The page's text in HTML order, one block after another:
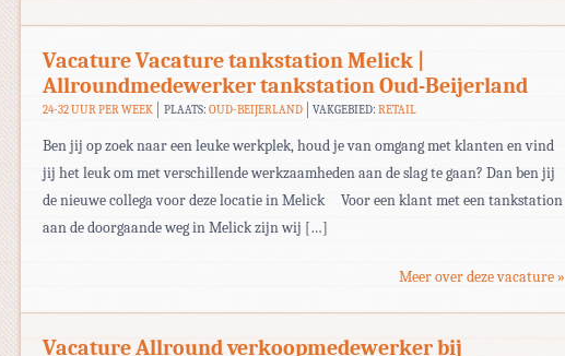
Vacature Vacature tankstation Melick |
Allroundmedewerker tankstation Oud-Beijerland
24-32 UUR PER WEEK PLAATS: OUD-BEIJERLAND VAKGEBIED:RETAIL
Ben jij op zoek naar een leuke werkplek, houd je van omgang met klanten en vind
jij het leuk om met verschillende werkzaamheden aan de slag te gaan? Dan ben jij
de nieuwe collega voor deze locatie in Melick Voor een klant met een tankstation
aan de doorgaande weg in Melick zijn wij […]
Meer over deze vacature »
Vacature Allround verkoopmedewerker bij